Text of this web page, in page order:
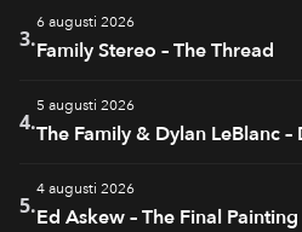
3.
6 augusti 2026
Family Stereo – The Thread
4.
5 augusti 2026
The Family & Dylan LeBlanc
5.
4 augusti 2026
Ed Askew – The Final Painting